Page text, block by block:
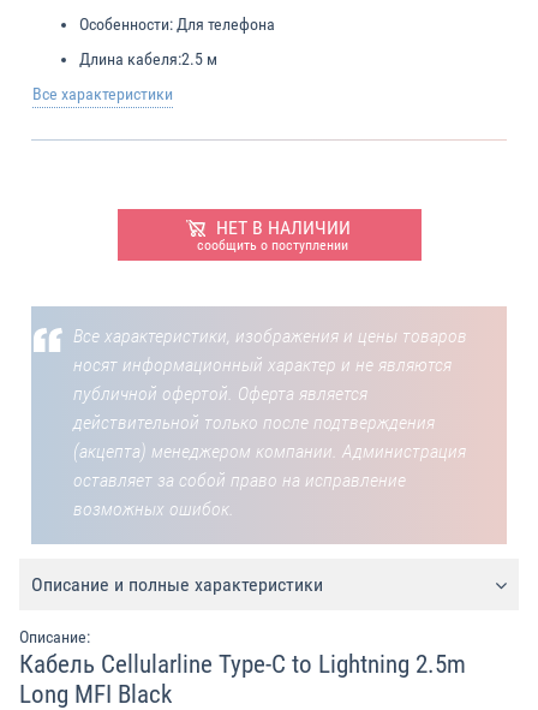
Особенности: Для телефона
Длина кабеля:2.5 м
Все характеристики
НЕТ В НАЛИЧИИ
сообщить о поступлении
Все характеристики, изображения и цены товаров
носят информационный характер и не являются
публичной офертой. Оферта является
действительной только после подтверждения
(акцепта) менеджером компании. Администрация
оставляет за собой право на исправление
возможных ошибок.
Описание и полные характеристики
Описание:
Кабель Cellularline Type-C to Lightning 2.5m
Long MFI Black